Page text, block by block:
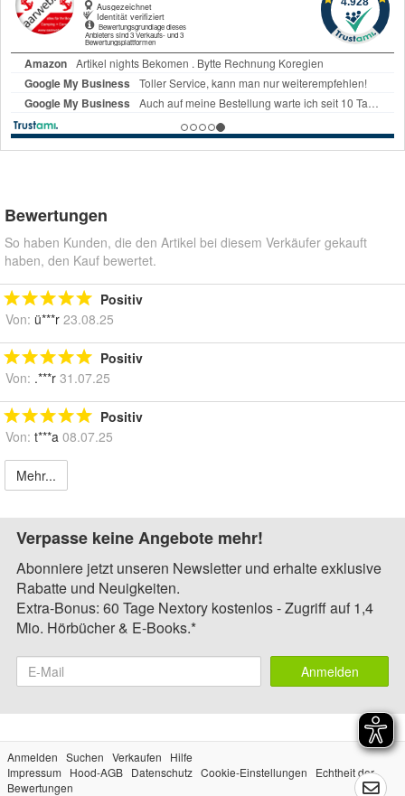
Bewertungen
So haben Kunden, die den Artikel bei diesem Verkäufer gekauft
haben, den Kauf bewertet.
Positiv
Von: ü***r 23.08.25
Positiv
Von: .***r 31.07.25
Positiv
Von: t***a 08.07.25
Mehr...
Verpasse keine Angebote mehr!
Abonniere jetzt unseren Newsletter und erhalte exklusive
Rabatte und Neuigkeiten.
Extra-Bonus: 60 Tage Nextory kostenlos - Zugriff auf 1,4
Mio. Hörbücher & E-Books.*
Anmelden
Anmelden Suchen Verkaufen
Hilfe
Impressum
Hood-AGB Datenschutz Cookie-Einstellungen
Echtheit der
Bewertungen